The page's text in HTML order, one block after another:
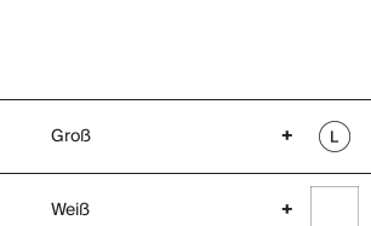
Groß +
Weiß +